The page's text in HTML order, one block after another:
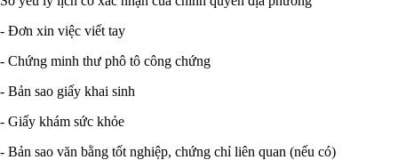
- Đơn xin việc viết tay
- Chứng minh thư phô tô công chứng
- Bản sao giấy khai sinh
- Giấy khám sức khỏe
- Bản sao văn bằng tốt nghiệp, chứng chỉ liên quan (nếu có)